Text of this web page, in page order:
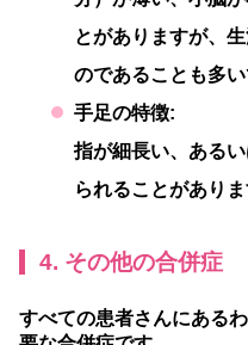
とがありますが、
のであることも多い
手足の特徴:
指が細長い、ある
られることがありま
4. その他の合併症
すべての患者さんにある